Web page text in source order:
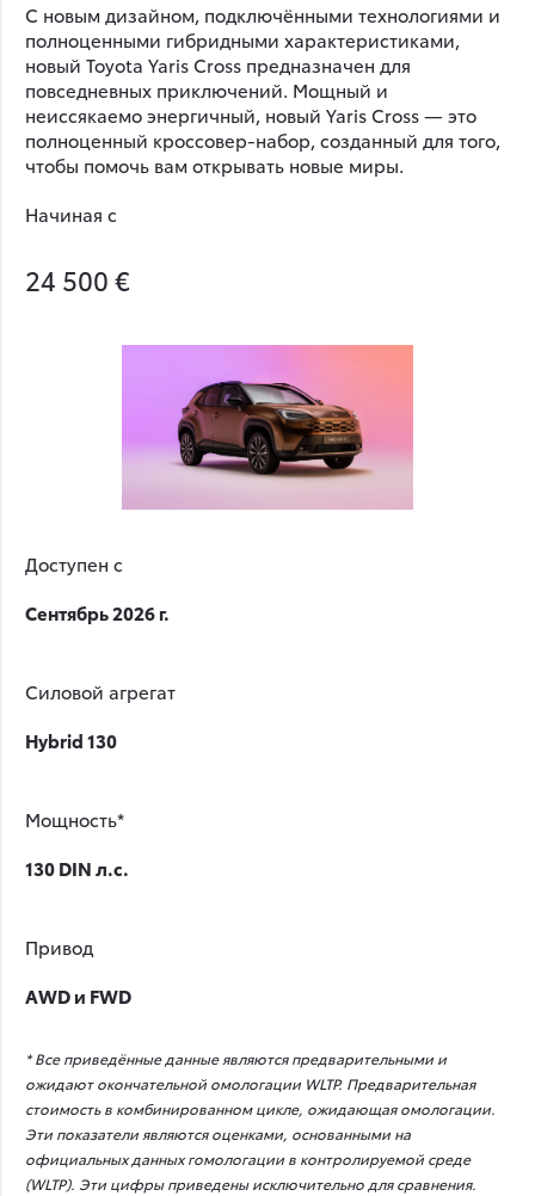
С новым дизайном, подключёнными технологиями и
полноценными гибридными характеристиками,
новый Toyota Yaris Cross предназначен для
повседневных приключений. Мощный и
неиссякаемо энергичный, новый Yaris Cross — это
полноценный кроссовер-набор, созданный для того,
чтобы помочь вам открывать новые миры.
Начиная с
24 500 €
Доступен с
Сентябрь 2026 г.
Силовой агрегат
Hybrid 130
Мощность*
130 DIN л.с.
Привод
AWD и FWD
* Все приведённые данные являются предварительными и
ожидают окончательной омологации WLTP. Предварительная
стоимость в комбинированном цикле, ожидающая омологации.
Эти показатели являются оценками, основанными на
официальных данных гомологации в контролируемой среде
(WLTP). Эти цифры приведены исключительно для сравнения.